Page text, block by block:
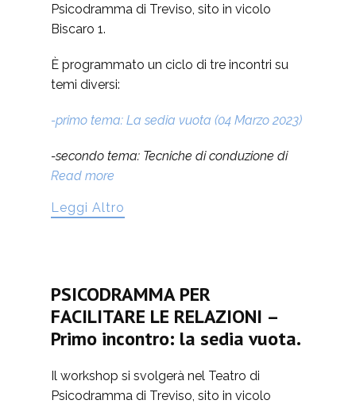
Psicodramma di Treviso, sito in vicolo
Biscaro 1.
È programmato un ciclo di tre incontri su
temi diversi:
-primo tema: La sedia vuota (04 Marzo 2023)
-secondo tema: Tecniche di conduzione di
Read more
Leggi Altro
PSICODRAMMA PER
FACILITARE LE RELAZIONI –
Primo incontro: la sedia vuota.
Il workshop si svolgerà nel Teatro di
Psicodramma di Treviso, sito in vicolo